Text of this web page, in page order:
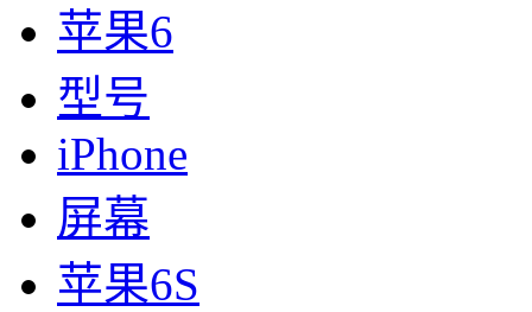
苹果6
型号
iPhone
屏幕
苹果6S